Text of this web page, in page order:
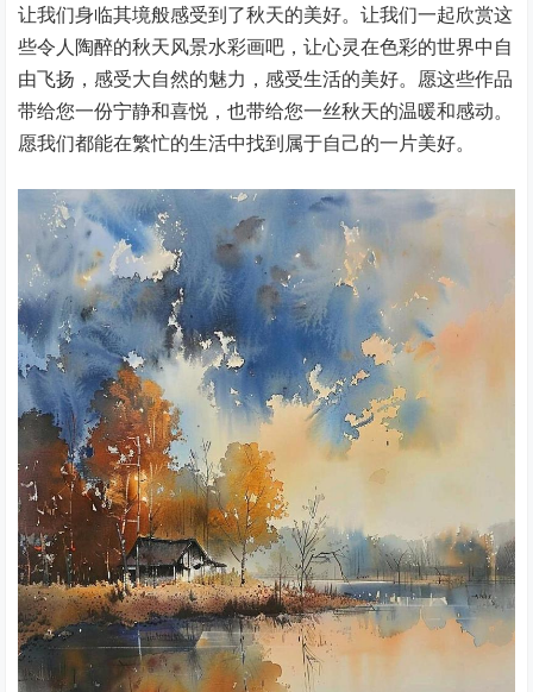
让我们身临其境般感受到了秋天的美好。让我们一起欣赏这
些令人陶醉的秋天风景水彩画吧，让心灵在色彩的世界中自
由飞扬，感受大自然的魅力，感受生活的美好。愿这些作品
带给您一份宁静和喜悦，也带给您一丝秋天的温暖和感动。
愿我们都能在繁忙的生活中找到属于自己的一片美好。